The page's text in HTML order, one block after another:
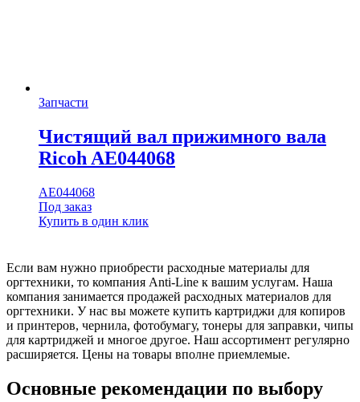
Запчасти
Чистящий вал прижимного вала
Ricoh AE044068
AE044068
Под заказ
Купить в один клик
Если вам нужно приобрести расходные материалы для
оргтехники, то компания Anti-Line к вашим услугам. Наша
компания занимается продажей расходных материалов для
оргтехники. У нас вы можете купить картриджи для копиров
и принтеров, чернила, фотобумагу, тонеры для заправки, чипы
для картриджей и многое другое. Наш ассортимент регулярно
расширяется. Цены на товары вполне приемлемые.
Основные рекомендации по выбору